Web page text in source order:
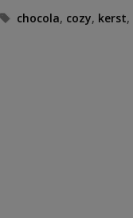
Tags
chocola, cozy, kerst,